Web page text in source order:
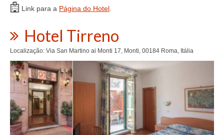
Link para a Página do Hotel
Hotel Tirreno
Localização: Via San Martino ai Monti 17, Monti, 00184 Roma, Itália